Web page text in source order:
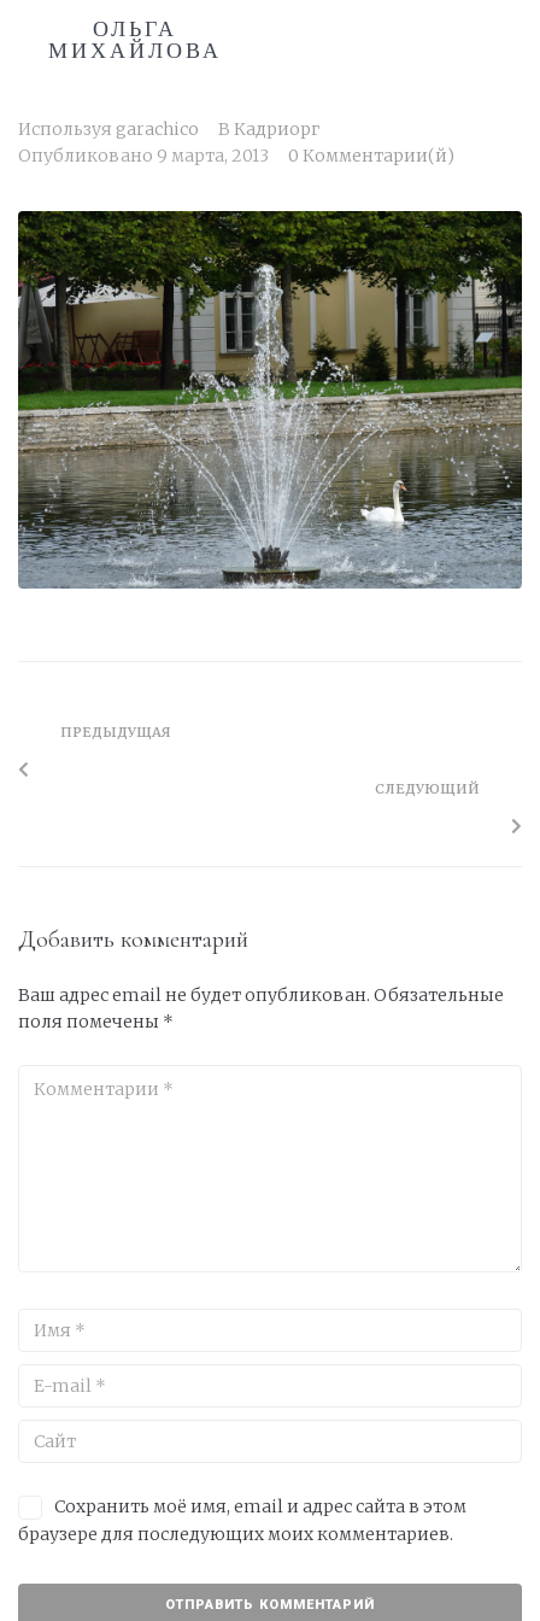
ОЛЬГА
МИХАЙЛОВА
Используя garachico В Кадриорг
Опубликовано 9 марта, 2013 0 Комментарии(й)
ПРЕДЫДУЩАЯ
СЛЕДУЮЩИЙ
Добавить комментарий
Ваш адрес email не будет опубликован. Обязательные
поля помечены *
Сохранить моё имя, email и адрес сайта в этом
браузере для последующих моих комментариев.